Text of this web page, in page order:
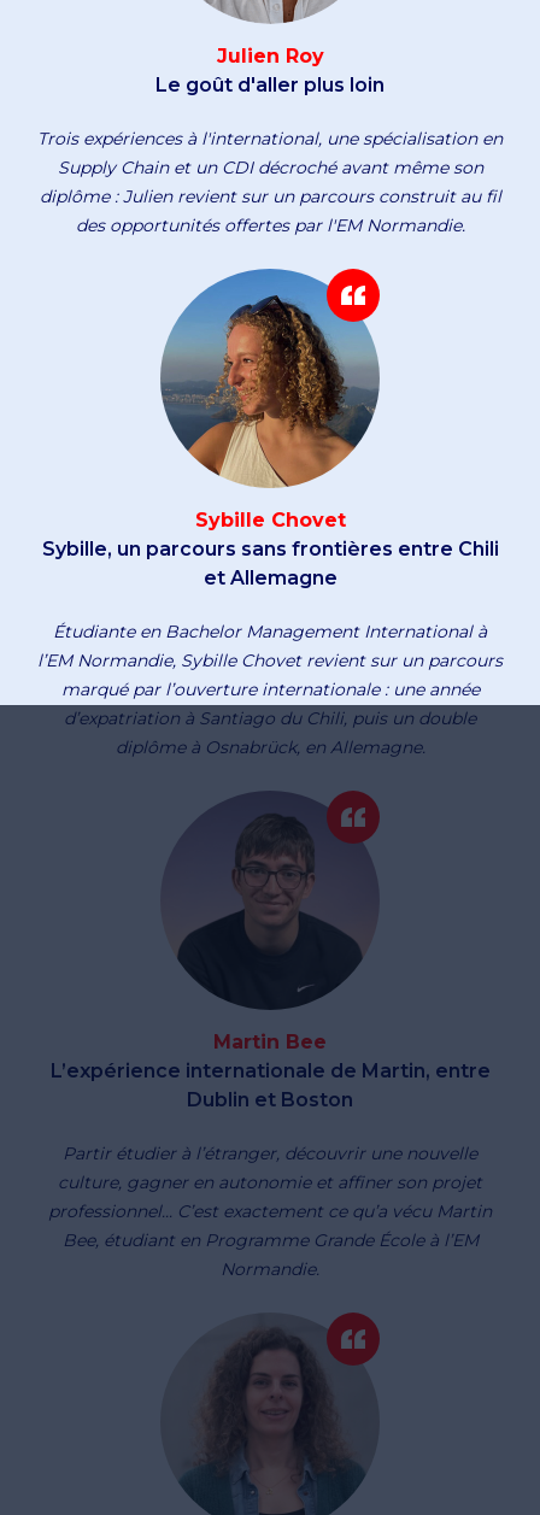
Julien Roy
Le goût d'aller plus loin
Trois expériences à l'international, une spécialisation en
Supply Chain et un CDI décroché avant même son
diplôme : Julien revient sur un parcours construit au fil
des opportunités offertes par l'EM Normandie.
Sybille Chovet
Sybille, un parcours sans frontières entre Chili
et Allemagne
Étudiante en Bachelor Management International à
l’EM Normandie, Sybille Chovet revient sur un parcours
marqué par l’ouverture internationale : une année
d’expatriation à Santiago du Chili, puis un double
diplôme à Osnabrück, en Allemagne.
Martin Bee
L’expérience internationale de Martin, entre
Dublin et Boston
Partir étudier à l’étranger, découvrir une nouvelle
culture, gagner en autonomie et affiner son projet
professionnel... C’est exactement ce qu’a vécu Martin
Bee, étudiant en Programme Grande École à l’EM
Normandie.